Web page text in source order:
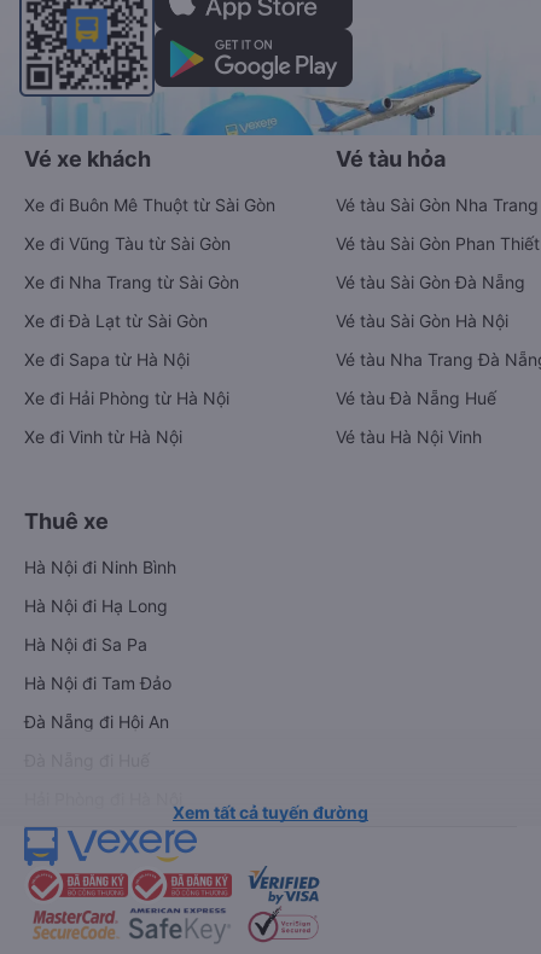
Vé xe khách
Xe đi Buôn Mê Thuột từ Sài Gòn
Xe đi Vũng Tàu từ Sài Gòn
Xe đi Nha Trang từ Sài Gòn
Xe đi Đà Lạt từ Sài Gòn
Xe đi Sapa từ Hà Nội
Xe đi Hải Phòng từ Hà Nội
Xe đi Vinh từ Hà Nội
Vé tàu hỏa
Vé tàu Sài Gòn Nha Trang
Vé tàu Sài Gòn Phan Thiết
Vé tàu Sài Gòn Đà Nẵng
Vé tàu Sài Gòn Hà Nội
Vé tàu Nha Trang Đà
Vé tàu Đà Nẵng Huế
Vé tàu Hà Nội Vinh
Thuê xe
Hà Nội đi Ninh Bình
Hà Nội đi Hạ Long
Hà Nội đi Sa Pa
Hà Nội đi Tam Đảo
Đà Nẵng đi Hội An
Xem tất cả tuyến đường